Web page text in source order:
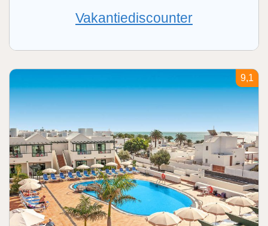
Vakantiediscounter
9,1